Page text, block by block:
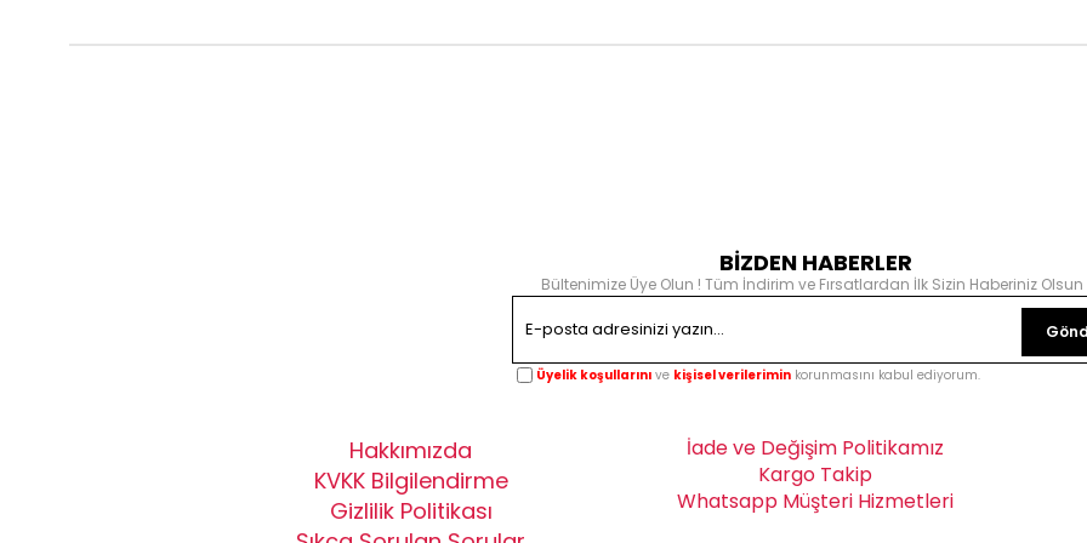
BİZDEN HABERLER
Bültenimize Üye Olun ! Tüm İndirim ve Fırsatlardan İlk Sizin Haberiniz Olsun
Üyelik koşullarını ve kişisel verilerimin korunmasını kabul ediyorum.
Hakkımızda
KVKK Bilgilendirme
Gizlilik Politikası
İade ve Değişim Politikamız
Kargo Takip
Whatsapp Müşteri Hizmetleri